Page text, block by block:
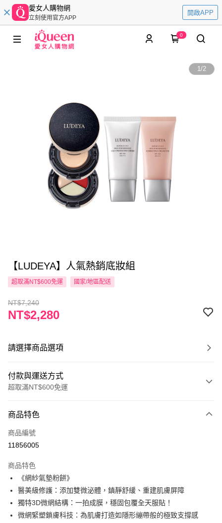
愛女人購物網
立刻使用官方APP
開啟APP
0
1/2
【LUDEYA】人氣熱銷底妝組
超取滿NT$600免運 國家/地區配送
NT$7,240
NT$2,280
請選擇商品選項
付款與運送方式
超取滿NT$600免運
信用卡一次付款
超商取貨付款
Apple Pay
街口支付
悠遊付
商品特色
商品編號
11856005
商品特色
《網紗氣墊粉餅》
醫美級修護：添加雙微泌體，鎮靜舒緩、重建肌膚屏障
獨特3D微網結構：一拍成膜，穩固包覆全天服貼！
微網緊塑鎖膚科技：為肌膚打造如隱形繃帶般的極致支撐感